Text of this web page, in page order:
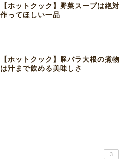
【ホットクック】野菜スープは絶対
作ってほしい一品
【ホットクック】豚バラ大根の煮物
は汁まで飲める美味しさ
3